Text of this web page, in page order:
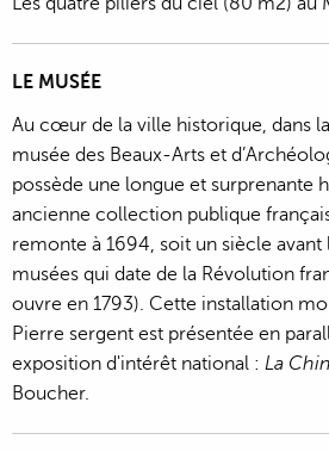
LE MUSÉE
Au cœur de la ville historique, dans
musée des Beaux-Arts et
possède une longue et surprenante
ancienne collection publique
remonte à 1694, soit un siècle avant
musées qui date de la Révolution
ouvre en 1793). Cette installation
Pierre sergent est présentée en
exposition d'intérêt national : La
Boucher.